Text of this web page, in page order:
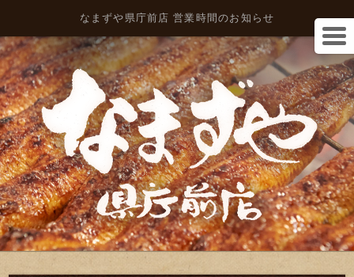
なまずや県庁前店 営業時間のお知らせ